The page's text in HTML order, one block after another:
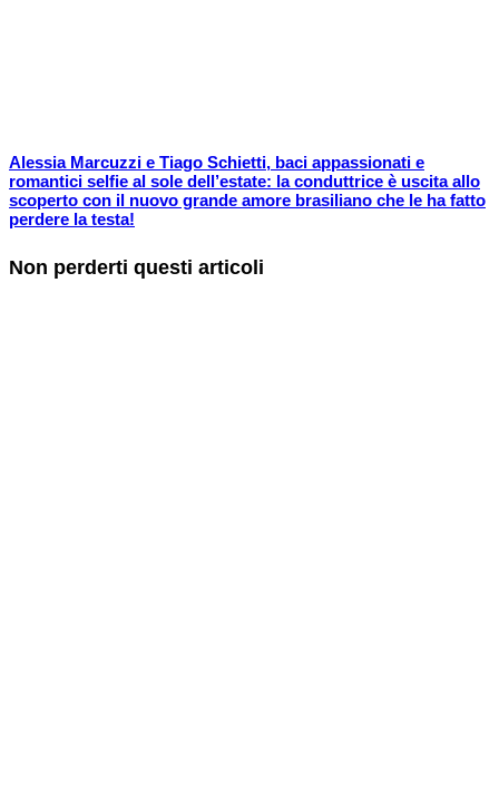
Alessia Marcuzzi e Tiago Schietti, baci appassionati e
romantici selfie al sole dell’estate: la conduttrice è uscita allo
scoperto con il nuovo grande amore brasiliano che le ha fatto
perdere la testa!
Non perderti questi articoli